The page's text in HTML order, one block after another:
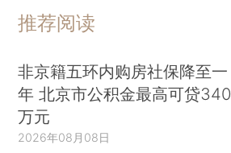
推荐阅读
非京籍五环内购房社保降至一
年 北京市公积金最高可贷340
万元
2026年08月08日